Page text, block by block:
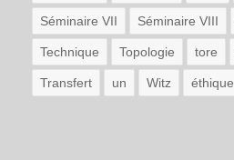
Séminaire VII Séminaire VIII
Technique Topologie tore
Transfert un Witz éthique